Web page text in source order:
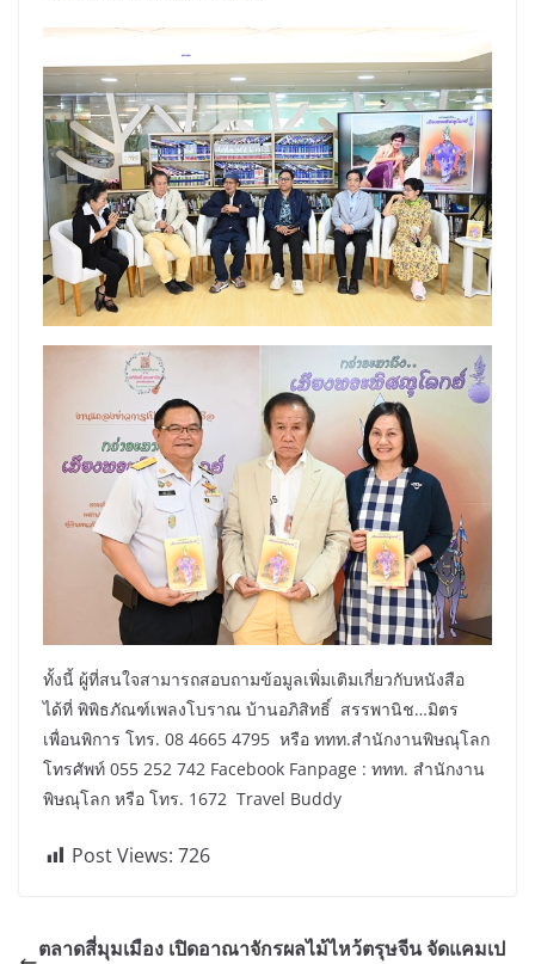
ทั้งนี้ ผู้ที่สนใจสามารถสอบถามข้อมูลเพิ่มเติมเกี่ยวกับหนังสือ
ได้ที่ พิพิธภัณฑ์เพลงโบราณ บ้านอภิสิทธิ์ สรรพานิช…มิตร
เพื่อนพิการ โทร. 08 4665 4795 หรือ ททท.สำนักงานพิษณุโลก
โทรศัพท์ 055 252 742 Facebook Fanpage : ททท. สำนักงาน
พิษณุโลก หรือ โทร. 1672 Travel Buddy
Post Views: 726
ตลาดสี่มุมเมือง เปิดอาณาจักรผลไม้ไหว้ตรุษจีน จัดแคมเป